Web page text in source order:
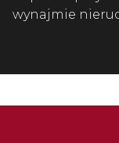
wynajmie